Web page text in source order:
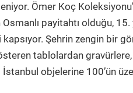
Ömer Koç
payitahtı olduğu, 15.
Şehrin zengin bir
tablolardan
objelerine 100’ün